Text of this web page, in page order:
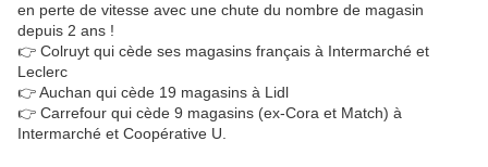
en perte de vitesse avec une chute du nombre de magasin
depuis 2 ans !
👉 Colruyt qui cède ses magasins français à Intermarché et
Leclerc
👉 Auchan qui cède 19 magasins à Lidl
👉 Carrefour qui cède 9 magasins (ex-Cora et Match) à
Intermarché et Coopérative U.